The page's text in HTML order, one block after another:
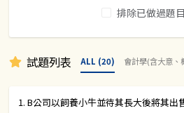
排除已做過題目
試題列表 ALL (20) 會計學(含大意、
1. B公司以飼養小牛並待其長大後將其出